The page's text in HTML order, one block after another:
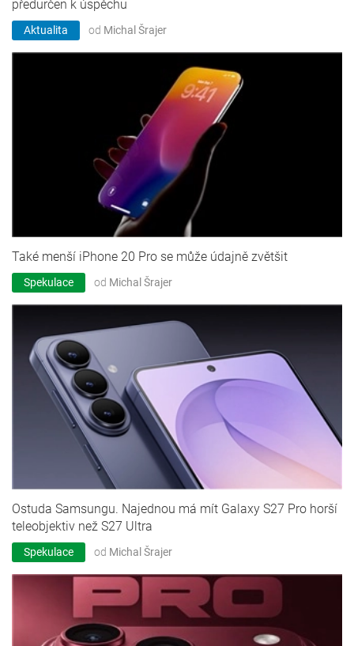
předurčen k úspěchu
Aktualita od Michal Šrajer
Také menší iPhone 20 Pro se může údajně zvětšit
Spekulace od Michal Šrajer
Ostuda Samsungu. Najednou má mít Galaxy S27 Pro horší
teleobjektiv než S27 Ultra
Spekulace od Michal Šrajer